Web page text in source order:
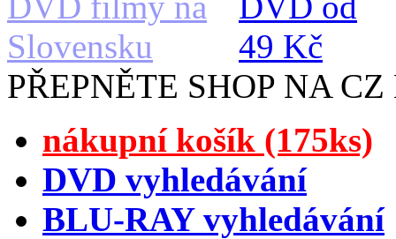
PŘEPNĚTE SHOP NA
nákupní košík (175ks)
DVD vyhledávání
BLU-RAY vyhledávání